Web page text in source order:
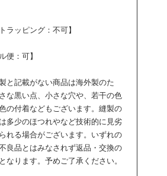
ラッピング：不可】
便：可】
と記載がない商品は海外製のた
な黒い点、小さな穴や、若干の色
の付着などもございます。縫製の
多少のほつれやなど技術的に見劣
れる場合がございます。いずれの
良品とはみなされず返品・交換の
なります。予めご了承ください。